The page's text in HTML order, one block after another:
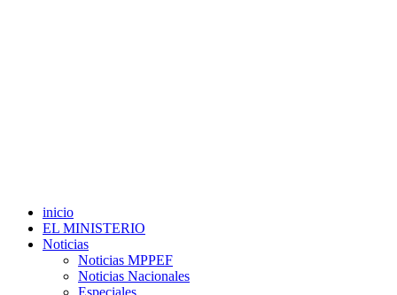
inicio
EL MINISTERIO
Noticias
Noticias MPPEF
Noticias Nacionales
Especiales